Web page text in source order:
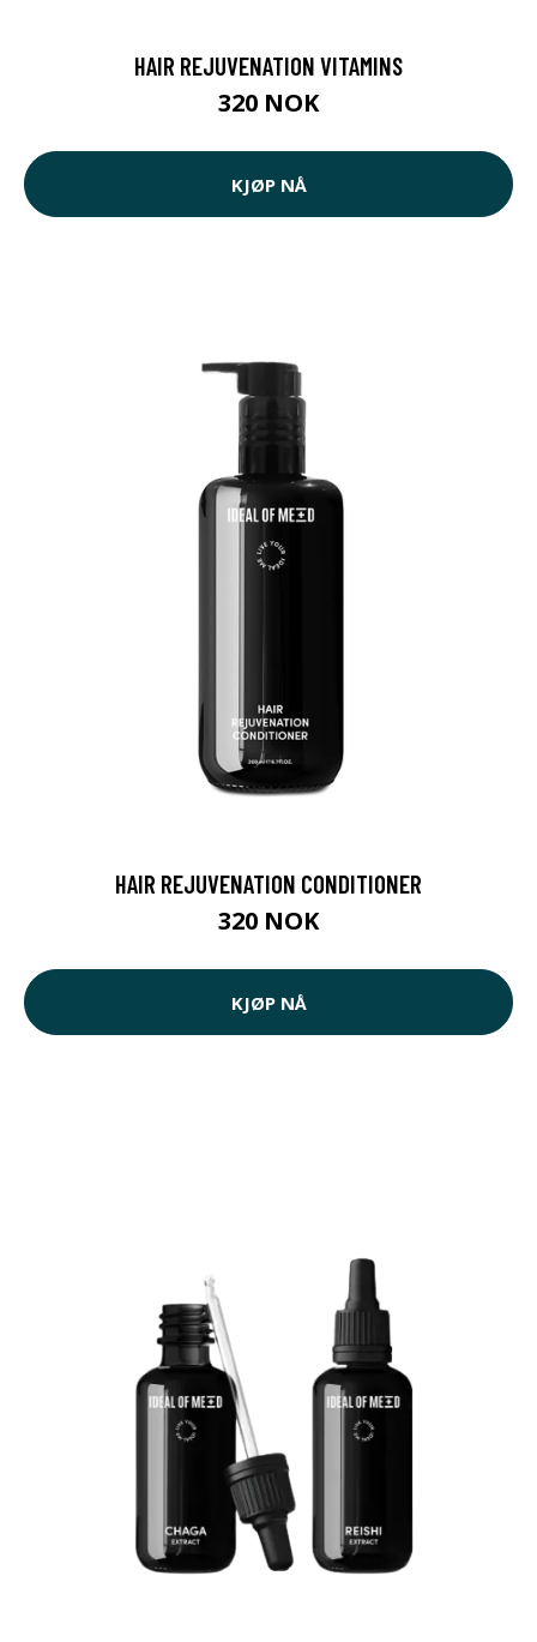
HAIR REJUVENATION VITAMINS
320 NOK
KJØP NÅ
HAIR REJUVENATION CONDITIONER
320 NOK
KJØP NÅ